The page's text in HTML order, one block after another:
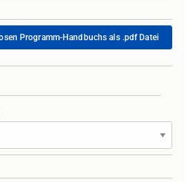
Programm-Handbuchs als .pdf Datei